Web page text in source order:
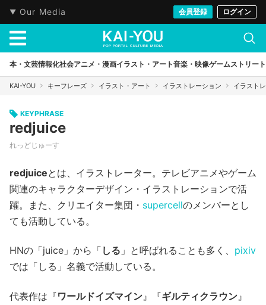
Our Media 会員登録 ログイン
本・文芸情報化社会アニメ・漫画イラスト・アート音楽・映像ゲームストリート
KAI-YOU キーフレーズ イラスト・アート イラストレーション イラスト
KEYPHRASE
redjuice
れっどじゅーす
redjuiceとは、イラストレーター。テレビアニメやゲーム
関連のキャラクターデザイン・イラストレーションで活
躍。また、クリエイター集団・ supercellのメンバーとし
ても活動している。
HNの「juice」から「 しる 」と呼ばれることも多く、 pixiv
では「しる」名義で活動している。
代表作は『ワールドイズマイン 』『ギルティクラウン 』